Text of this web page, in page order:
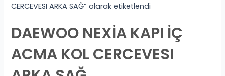
CERCEVESI ARKA SAĞ” olarak etiketlendi
DAEWOO NEXİA KAPI İÇ
ACMA KOL CERCEVESI